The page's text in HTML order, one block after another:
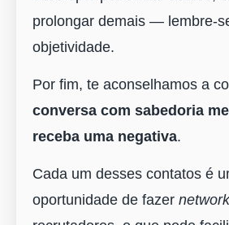
prolongar demais ― lembre-
objetividade.
Por fim, te aconselhamos a
conversa com sabedoria
receba uma negativa.
Cada um desses contatos é
oportunidade de fazer